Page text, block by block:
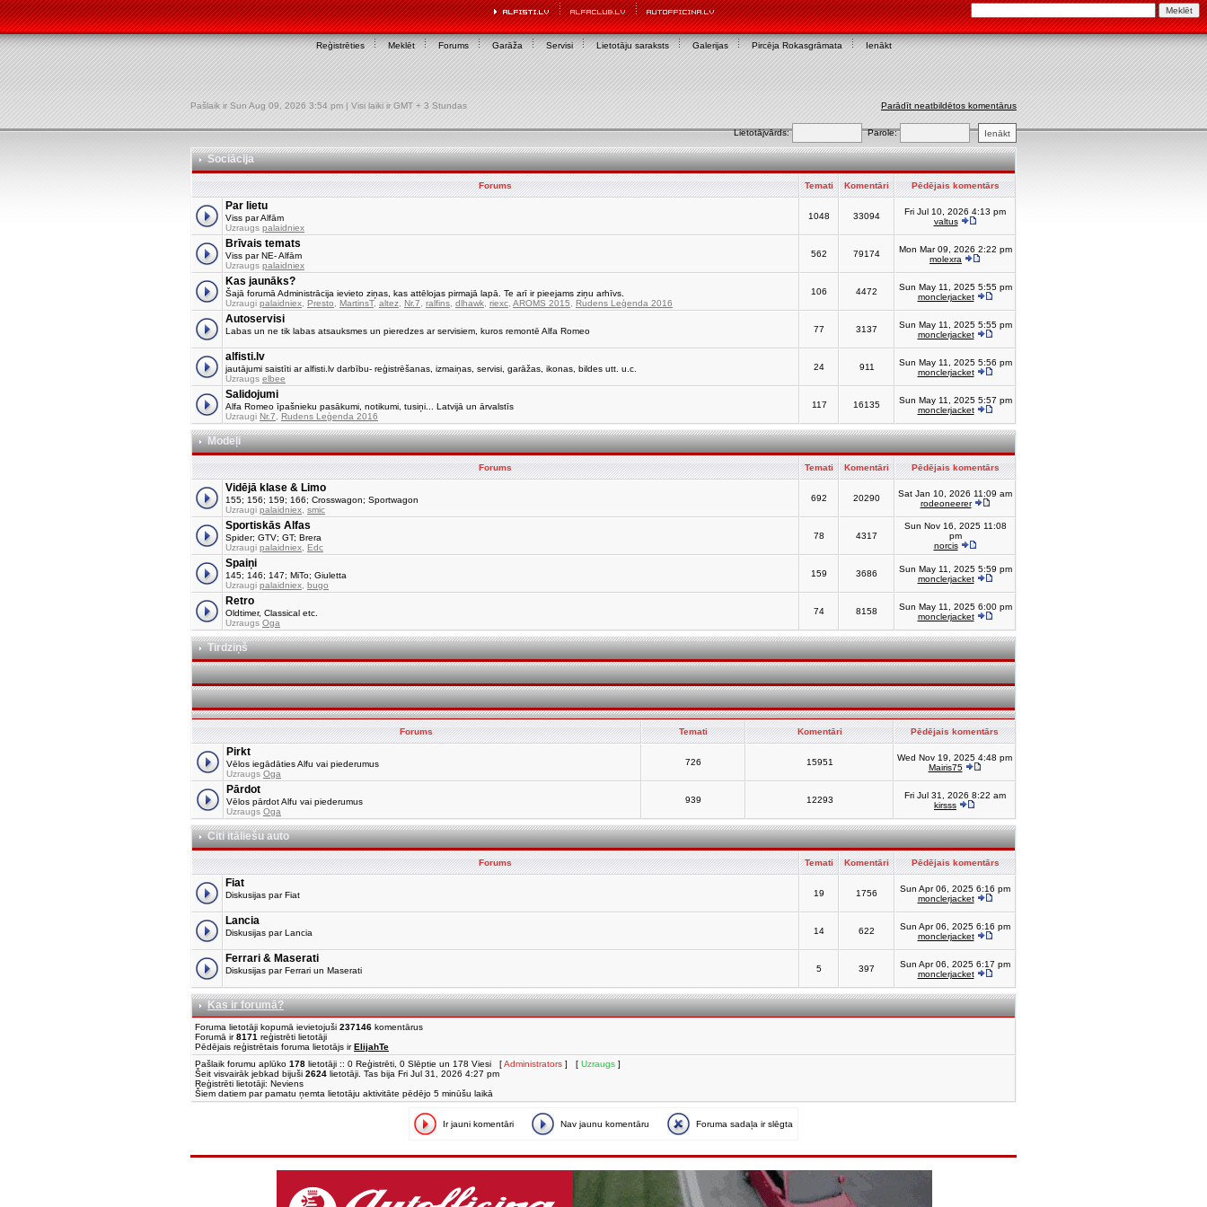
Reģistrēties Meklēt Forums Garāža Servisi Lietotāju saraksts Galerijas Pircēja Rokasgrāmata Ienākt
Pašlaik ir Sun Aug 09, 2026 3:54 pm | Visi laiki ir GMT + 3 Stundas Parādīt neatbildētos komentārus
Lietotājvārds: Parole:
Sociācija
Forums Temati Komentāri Pēdējais komentārs
Par lietu
Viss par Alfām
Uzraugs palaidniex
1048 33094
Fri Jul 10, 2026 4:13 pm
valtus
Brīvais temats
Viss par NE- Alfām
Uzraugs palaidniex
562 79174
Mon Mar 09, 2026 2:22 pm
molexra
Kas jaunāks?
Šajā forumā Administrācija ievieto ziņas, kas attēlojas pirmajā lapā. Te arī ir pieejams ziņu arhīvs.
Uzraugi palaidniex Presto MartinsT, altez Nr.7 ralfins dlhawk riexc AROMS 2015 Rudens Leģenda 2016
106 4472
Sun May 11, 2025 5:55 pm
monclerjacket
Autoservisi
Labas un ne tik labas atsauksmes un pieredzes ar servisiem, kuros remontē Alfa Romeo 77 3137
Sun May 11, 2025 5:55 pm
monclerjacket
alfisti.lv
jautājumi saistīti ar alfisti.lv darbību- reģistrēšanas, izmaiņas, servisi, garāžas, ikonas, bildes utt. u.c.
Uzraugs elbee
24 911
Sun May 11, 2025 5:56 pm
monclerjacket
Salidojumi
Alfa Romeo īpašnieku pasākumi, notikumi, tusiņi... Latvijā un ārvalstīs
Uzraugi Nr.7 Rudens Leģenda 2016
117 16135
Sun May 11, 2025 5:57 pm
monclerjacket
Modeļi
Forums Temati Komentāri Pēdējais komentārs
Vidējā klase & Limo
155; 156; 159; 166; Crosswagon; Sportwagon
Uzraugi palaidniex smic
692 20290
Sat Jan 10, 2026 11:09 am
rodeoneerer
Sportiskās Alfas
Spider; GTV; GT; Brera
Uzraugi palaidniex Edc
78 4317
Sun Nov 16, 2025 11:08
pm
norcis
Spaiņi
145; 146; 147; MiTo; Giuletta
Uzraugi palaidniex bugo
159 3686
Sun May 11, 2025 5:59 pm
monclerjacket
Retro
Oldtimer, Classical etc.
Uzraugs Oga
74 8158
Sun May 11, 2025 6:00 pm
monclerjacket
Tirdziņš
Forums Temati Komentāri Pēdējais komentārs
Pirkt
Vēlos iegādāties Alfu vai piederumus
Uzraugs Oga
726 15951
Wed Nov 19, 2025 4:48 pm
Mairis75
Pārdot
Vēlos pārdot Alfu vai piederumus
Uzraugs Oga
939 12293
Fri Jul 31, 2026 8:22 am
kirsss
Citi itāliešu auto
Forums Temati Komentāri Pēdējais komentārs
Fiat
Diskusijas par Fiat 19 1756
Sun Apr 06, 2025 6:16 pm
monclerjacket
Lancia
Diskusijas par Lancia 14 622
Sun Apr 06, 2025 6:16 pm
monclerjacket
Ferrari & Maserati
Diskusijas par Ferrari un Maserati 5 397
Sun Apr 06, 2025 6:17 pm
monclerjacket
Kas ir forumā?
Foruma lietotāji kopumā ievietojuši 237146 komentārus
Forumā ir8171 reģistrēti lietotāji
Pēdējais reģistrētais foruma lietotājs irElijahTe
Pašlaik forumu aplūko 178 lietotāji :: 0 Reģistrēti, 0 Slēptie un 178 Viesi [Administrators ] [ Uzraugs ]
Šeit visvairāk jebkad bijuši 2624 lietotāji. Tas bija Fri Jul 31, 2026 4:27 pm
Reģistrēti lietotāji: Neviens
Šiem datiem par pamatu ņemta lietotāju aktivitāte pēdējo 5 minūšu laikā
Ir jauni komentāri Nav jaunu komentāru Foruma sadaļa ir slēgta